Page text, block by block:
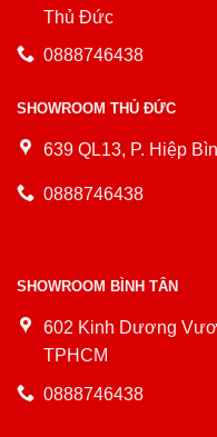
Thủ Đức
0888746438
SHOWROOM THỦ ĐỨC
639 QL13, P. Hiệp
0888746438
SHOWROOM BÌNH TÂN
602 Kinh Dương
TPHCM
0888746438